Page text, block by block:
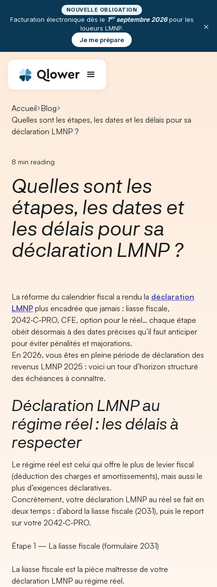
NOUVELLE OBLIGATION
Facturation électronique dès le 1erseptembre 2026pour les
loueurs LMNP.
Je me prépare
×
Accueil Blog
⁠Quelles sont les étapes, les dates et les délais pour sa
déclaration LMNP ?
8 min reading
⁠Quelles sont les
étapes, les dates et
les délais pour sa
déclaration LMNP ?
La réforme du calendrier fiscal a rendu la déclaration
LMNP plus encadrée que jamais : liasse fiscale,
2042‑C‑PRO, CFE, option pour le réel… chaque étape
obéit désormais à des dates précises qu’il faut anticiper
pour éviter pénalités et majorations.
En 2026, vous êtes en pleine période de déclaration des
revenus LMNP 2025 : voici un tour d’horizon structuré
des échéances à connaître.
Déclaration LMNP au
régime réel : les délais à
respecter
Le régime réel est celui qui offre le plus de levier fiscal
(déduction des charges et amortissements), mais aussi le
plus d’exigences déclaratives.
Concrètement, votre déclaration LMNP au réel se fait en
deux temps : d’abord la liasse fiscale (2031), puis le report
sur votre 2042‑C‑PRO.
Étape 1 — La liasse fiscale (formulaire 2031)
La liasse fiscale est la pièce maîtresse de votre
déclaration LMNP au régime réel.